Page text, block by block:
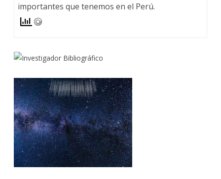
importantes que tenemos en el Perú.